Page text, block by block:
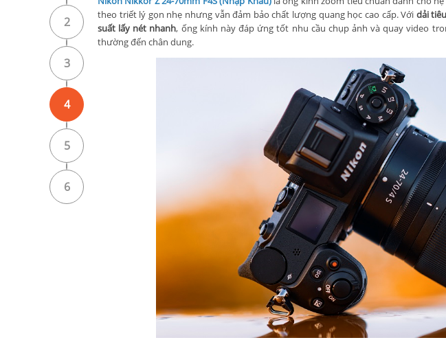
2
3
4
5
6
theo triết lý gọn nhẹ nhưng vẫn đảm bảo chất lượng quang học cao cấp. Với dải
suất lấy nét nhanh, ống kính này đáp ứng tốt nhu cầu chụp ảnh và quay video
thường đến chân dung.